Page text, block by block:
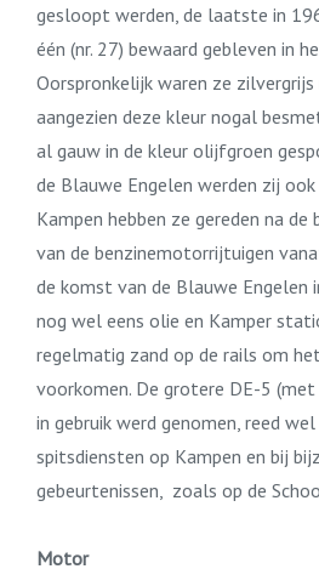
gesloopt werden, de laatste in
één (nr. 27) bewaard gebleven in
Oorspronkelijk waren ze
aangezien deze kleur nogal
al gauw in de kleur olijfgroen
de Blauwe Engelen werden zij
Kampen hebben ze gereden na
van de benzinemotorrijtuigen
de komst van de Blauwe Engelen
nog wel eens olie en Kamper
regelmatig zand op de rails om
voorkomen. De grotere DE-5 (met
in gebruik werd genomen, reed
spitsdiensten op Kampen en bij
gebeurtenissen, zoals op de
Motor